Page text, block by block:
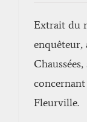
Extrait du
enquêteur,
Fleurville.